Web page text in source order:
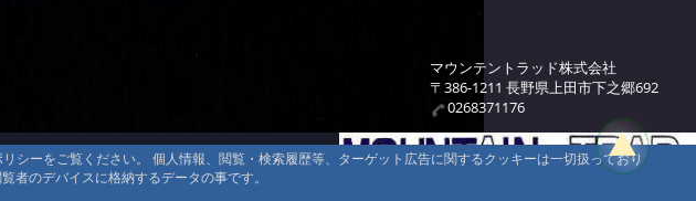
マウンテントラッド株式会社
〒386-1211 長野県上田市下之郷692
0268371176
www.mountaintrad.co.jp
ーをご覧ください。 個人情報、閲覧・検索履歴等、ターゲット広告に関するクッキーは一切扱っており
者のデバイスに格納するデータの事です。